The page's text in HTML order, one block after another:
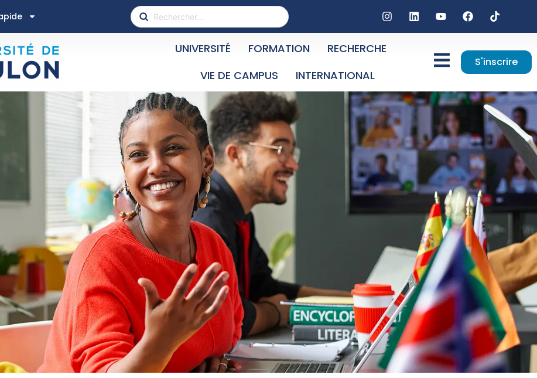
UNIVERSITÉ FORMATION
RECHERCHE
VIE DE CAMPUS
INTERNATIONAL
S'inscrire